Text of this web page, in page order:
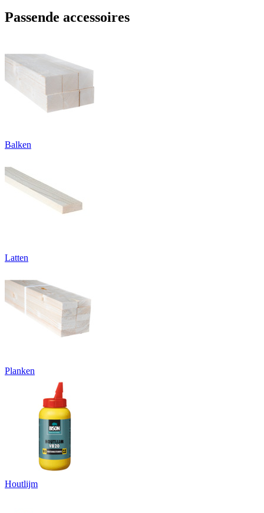
Passende accessoires
Balken
Latten
Planken
Houtlijm